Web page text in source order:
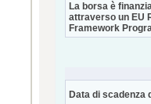
La borsa è
attraverso un EU
Framework
Data di scadenza